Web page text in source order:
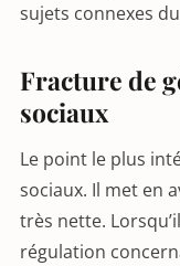
sujets connexes
Fracture de
sociaux
Le point le plus
sociaux. Il met en
très nette.
régulation